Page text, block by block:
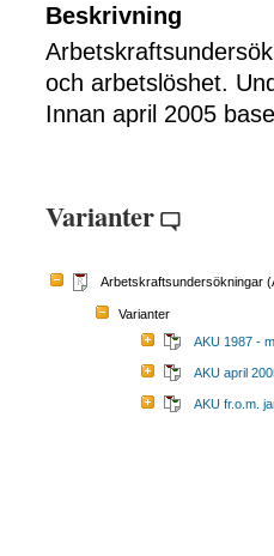
Beskrivning
och arbetslöshet.
Innan april 2005
Varianter
Arbetskraftsundersökningar
Varianter
AKU 1987 -
AKU april
AKU fr.o.m.